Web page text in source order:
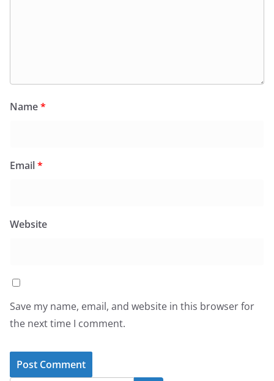
Name*
Email*
Website
Save my name, email, and website in this browser for
the next time I comment.